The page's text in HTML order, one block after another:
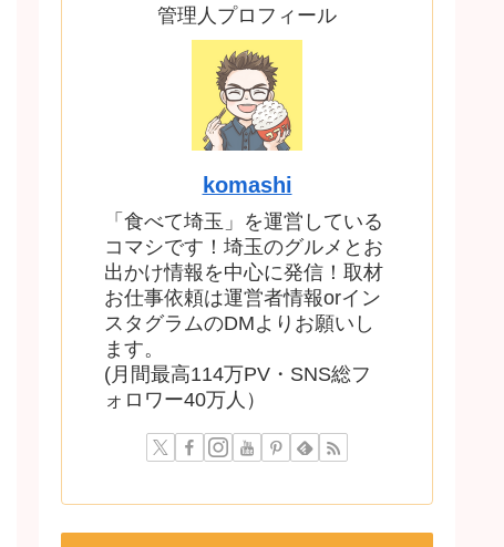
管理人プロフィール
komashi
「食べて埼玉」を運営している
コマシです！埼玉のグルメとお
出かけ情報を中心に発信！取材
お仕事依頼は運営者情報orイン
スタグラムのDMよりお願いし
ます。
(月間最高114万PV・SNS総フ
ォロワー40万人）